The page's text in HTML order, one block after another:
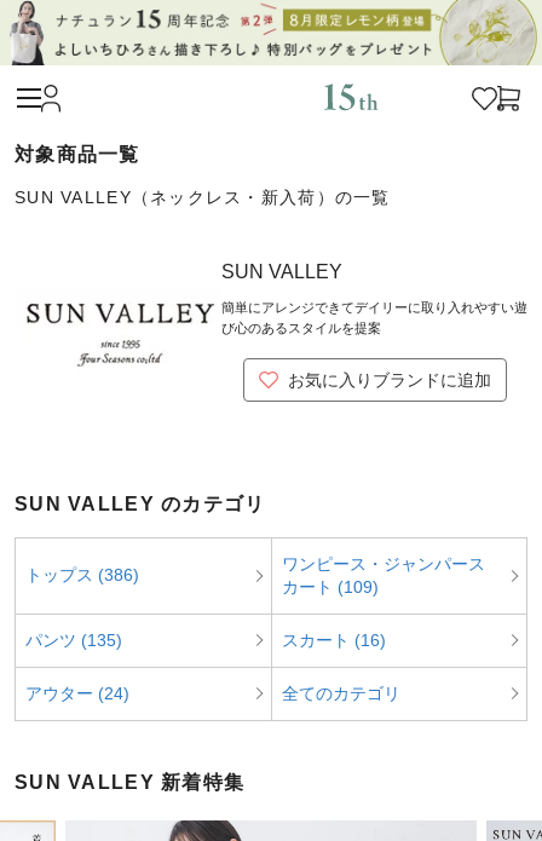
SUN VALLEY（ネックレス・新入荷）の一覧
SUN VALLEY
簡単にアレンジできてデイリーに取り入れやすい遊
び心のあるスタイルを提案
お気に入りブランドに追加
SUN VALLEY のカテゴリ
トップス (386)
ワンピース・ジャンパース
カート (109)
パンツ (135) スカート (16)
アウター (24) 全てのカテゴリ
SUN VALLEY 新着特集